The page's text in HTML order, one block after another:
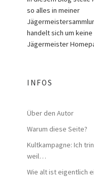
so alles in meiner
handelt sich um
Jägermeister
INFOS
Über den Autor
Warum diese Seite?
Kultkampagne: Ich
weil…
Wie alt ist eigentlich